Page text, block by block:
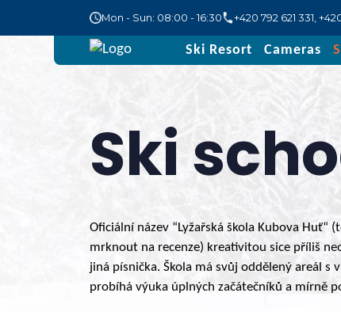
Mon - Sun: 08:00 - 16:30 +420 792 621 331 ,
Ski Resort Cameras
Ski
Oficiální název “Lyžařská škola Kubova Huť“
mrknout na recenze) kreativitou sice příliš
jiná písnička. Škola má svůj oddělený areál s
probíhá výuka úplných začátečníků a mírně